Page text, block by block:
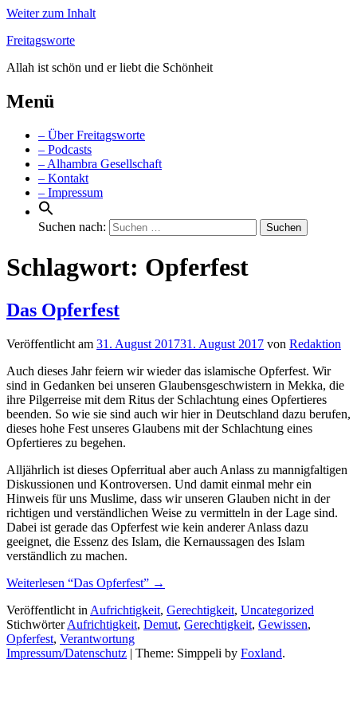
Weiter zum Inhalt
Freitagsworte
Allah ist schön und er liebt die Schönheit
Menü
– Über Freitagsworte
– Podcasts
– Alhambra Gesellschaft
– Kontakt
– Impressum
Suchen nach:
Schlagwort: Opferfest
Das Opferfest
Veröffentlicht am 31. August 201731. August 2017 von Redaktion
Auch dieses Jahr feiern wir wieder das islamische Opferfest. Wir
sind in Gedanken bei unseren Glaubensgeschwistern in Mekka, die
ihre Pilgerreise mit dem Ritus der Schlachtung eines Opfertieres
beenden. So wie sie sind auch wir hier in Deutschland dazu berufen,
dieses hohe Fest unseres Glaubens mit der Schlachtung eines
Opfertieres zu begehen.
Alljährlich ist dieses Opferritual aber auch Anlass zu mannigfaltigen
Diskussionen und Kontroversen. Und damit einmal mehr ein
Hinweis für uns Muslime, dass wir unseren Glauben nicht in der
richtigen und verständlichen Weise zu vermitteln in der Lage sind.
Dabei ist gerade das Opferfest wie kein anderer Anlass dazu
geeignet, die Essenz des Islam, die Kernaussagen des Islam
verständlich zu machen.
Weiterlesen “Das Opferfest” →
Veröffentlicht in Aufrichtigkeit, Gerechtigkeit, Uncategorized
StichwörterAufrichtigkeit, Demut, Gerechtigkeit, Gewissen,
Opferfest, Verantwortung
Impressum/Datenschutz | Theme: Simppeli by Foxland.